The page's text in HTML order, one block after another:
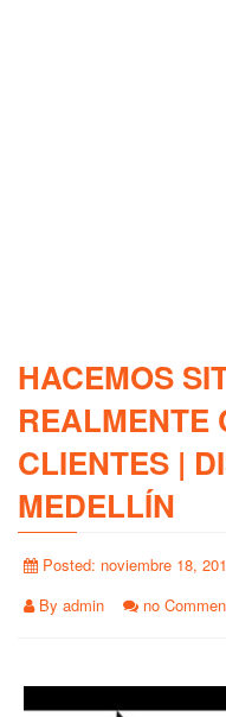
HACEMOS
REALMENTE
CLIENTES |
MEDELLÍN
Posted: noviembre 18,
By admin no